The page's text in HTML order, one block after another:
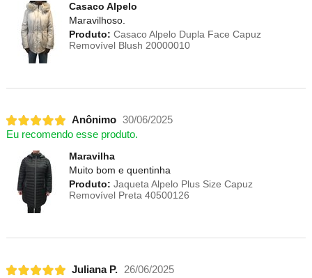
Casaco Alpelo
Maravilhoso.
Produto: Casaco Alpelo Dupla Face Capuz
Removível Blush 20000010
Anônimo 30/06/2025
Eu recomendo esse produto.
Maravilha
Muito bom e quentinha
Produto: Jaqueta Alpelo Plus Size Capuz
Removível Preta 40500126
Juliana P.
26/06/2025